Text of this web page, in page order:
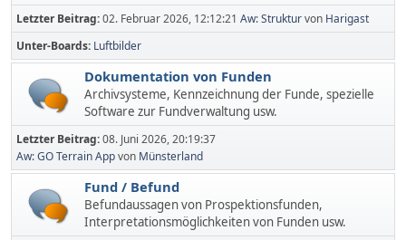
Letzter Beitrag:02. Februar 2026, 12:12:21 Aw: Strukturvon Harigast
Unter-Boards Luftbilder
Dokumentation von Funden
Archivsysteme, Kennzeichnung der Funde, spezielle
Software zur Fundverwaltung usw.
Letzter Beitrag:08. Juni 2026, 20:19:37
Aw: GO Terrain Appvon Münsterland
Fund / Befund
Befundaussagen von Prospektionsfunden,
Interpretationsmöglichkeiten von Funden usw.